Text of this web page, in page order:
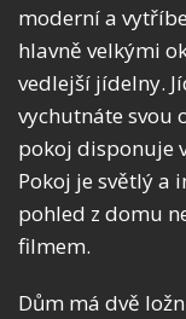
moderní a
hlavně velkými
vedlejší jídelny.
vychutnáte svou
pokoj disponuje
Pokoj je světlý a
pohled z domu
filmem.
Dům má dvě